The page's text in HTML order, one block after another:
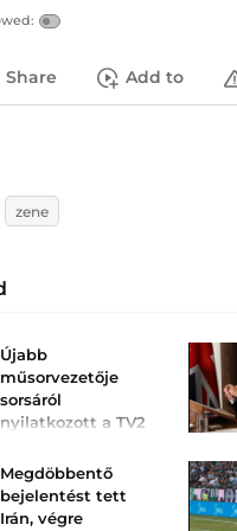
Share Add to
zene
Újabb
műsorvezetője
sorsáról
nyilatkozott a TV2
csatornánál.
Megdöbbentő
bejelentést tett
Irán, végre